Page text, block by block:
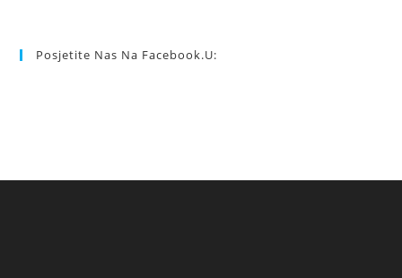
Posjetite Nas Na Facebook.u: